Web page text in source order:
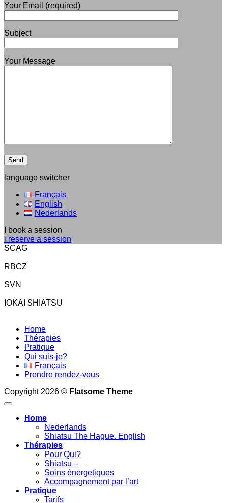
Your Email (required)
Subject
Your Message
language switcher
Français
English
Nederlands
I book a session
i reserve a session
SCAG
RBCZ
SVN
IOKAI SHIATSU
Home
Thérapies
Pratique
Qui suis-je?
Français
Prendre rendez-vous
Copyright 2026 © Flatsome Theme
Home
Nederlands
Shiatsu The Hague. English
Thérapies
Pour Qui?
Shiatsu –
Soins énergetiques
Accompagnement par l’art
Pratique
Tarifs